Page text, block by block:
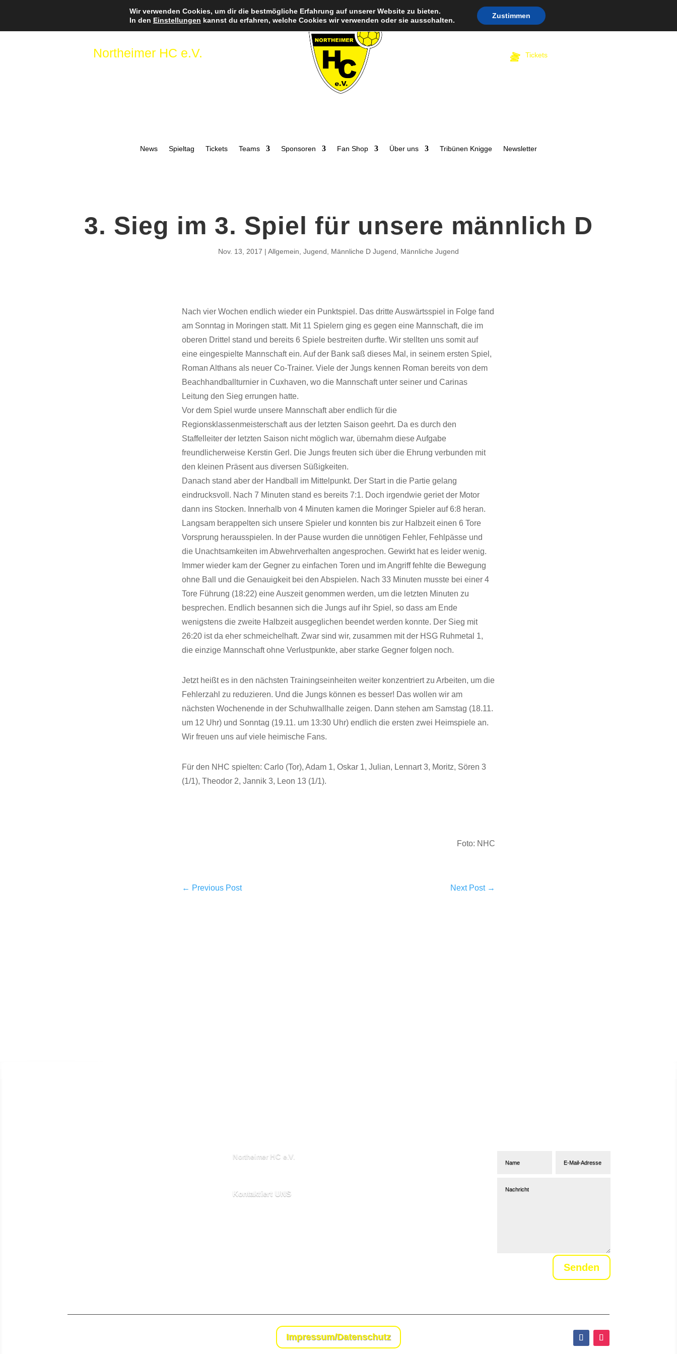
Northeimer HC e.V. Tickets
News Spieltag Tickets Teams Sponsoren Fan Shop Über uns Tribünen Knigge Newsletter
3. Sieg im 3. Spiel für unsere männlich D
Nov. 13, 2017 Allgemein Jugend Männliche D Jugend Männliche Jugend
Nach vier Wochen endlich wieder ein Punktspiel. Das dritte Auswärtsspiel in Folge fand
am Sonntag in Moringen statt. Mit 11 Spielern ging es gegen eine Mannschaft, die im
oberen Drittel stand und bereits 6 Spiele bestreiten durfte. Wir stellten uns somit auf
eine eingespielte Mannschaft ein. Auf der Bank saß dieses Mal, in seinem ersten Spiel,
Roman Althans als neuer Co-Trainer. Viele der Jungs kennen Roman bereits von dem
Beachhandballturnier in Cuxhaven, wo die Mannschaft unter seiner und Carinas
Leitung den Sieg errungen hatte.
Vor dem Spiel wurde unsere Mannschaft aber endlich für die
Regionsklassenmeisterschaft aus der letzten Saison geehrt. Da es durch den
Staffelleiter der letzten Saison nicht möglich war, übernahm diese Aufgabe
freundlicherweise Kerstin Gerl. Die Jungs freuten sich über die Ehrung verbunden mit
den kleinen Präsent aus diversen Süßigkeiten.
Danach stand aber der Handball im Mittelpunkt. Der Start in die Partie gelang
eindrucksvoll. Nach 7 Minuten stand es bereits 7:1. Doch irgendwie geriet der Motor
dann ins Stocken. Innerhalb von 4 Minuten kamen die Moringer Spieler auf 6:8 heran.
Langsam berappelten sich unsere Spieler und konnten bis zur Halbzeit einen 6 Tore
Vorsprung herausspielen. In der Pause wurden die unnötigen Fehler, Fehlpässe und
die Unachtsamkeiten im Abwehrverhalten angesprochen. Gewirkt hat es leider wenig.
Immer wieder kam der Gegner zu einfachen Toren und im Angriff fehlte die Bewegung
ohne Ball und die Genauigkeit bei den Abspielen. Nach 33 Minuten musste bei einer 4
Tore Führung (18:22) eine Auszeit genommen werden, um die letzten Minuten zu
besprechen. Endlich besannen sich die Jungs auf ihr Spiel, so dass am Ende
wenigstens die zweite Halbzeit ausgeglichen beendet werden konnte. Der Sieg mit
26:20 ist da eher schmeichelhaft. Zwar sind wir, zusammen mit der HSG Ruhmetal 1,
die einzige Mannschaft ohne Verlustpunkte, aber starke Gegner folgen noch.
Jetzt heißt es in den nächsten Trainingseinheiten weiter konzentriert zu Arbeiten, um die
Fehlerzahl zu reduzieren. Und die Jungs können es besser! Das wollen wir am
nächsten Wochenende in der Schuhwallhalle zeigen. Dann stehen am Samstag (18.11.
um 12 Uhr) und Sonntag (19.11. um 13:30 Uhr) endlich die ersten zwei Heimspiele an.
Wir freuen uns auf viele heimische Fans.
Für den NHC spielten: Carlo (Tor), Adam 1, Oskar 1, Julian, Lennart 3, Moritz, Sören 3
(1/1), Theodor 2, Jannik 3, Leon 13 (1/1).
Foto: NHC
← Previous Post Next Post→
Northeimer HC e.V.
Kontaktiert UNS
Senden
Impressum/Datenschutz
Wir verwenden Cookies, um dir die bestmögliche Erfahrung auf unserer Website zu bieten.
In den Einstellungen kannst du erfahren, welche Cookies wir verwenden oder sie ausschalten.
Zustimmen